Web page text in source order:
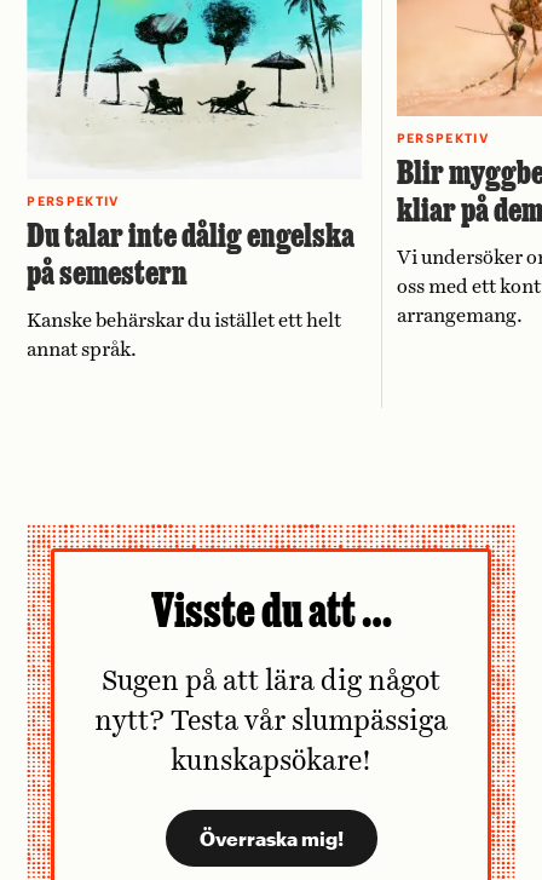
PERSPEKTIV
Du talar inte dålig engelska
på semestern
Kanske behärskar du istället ett helt
annat språk.
PERSPEKTIV
Blir
kliar på
Vi undersöker
oss med ett
arrangemang.
Visste du att …
Sugen på att lära dig något
nytt? Testa vår slumpässiga
kunskapsökare!